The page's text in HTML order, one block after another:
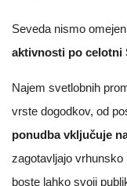
Seveda nismo
aktivnosti po celotni
Najem svetlobnih
vrste dogodkov, od
ponudba vključuje
zagotavljajo
boste lahko svoji